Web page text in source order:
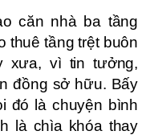
căn nhà ba tầng
thuê tầng trệt buôn
xưa, vì tin tưởng,
đồng sở hữu. Bấy
đó là chuyện bình
là chìa khóa thay